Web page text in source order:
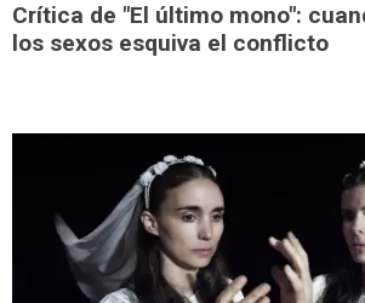
Crítica de "El último mono":
los sexos esquiva el conflicto